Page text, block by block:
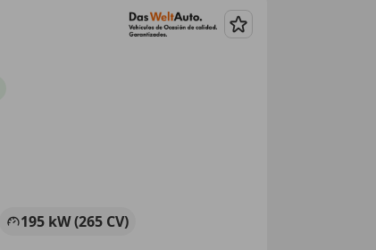
Guardar
195 kW (265 CV)